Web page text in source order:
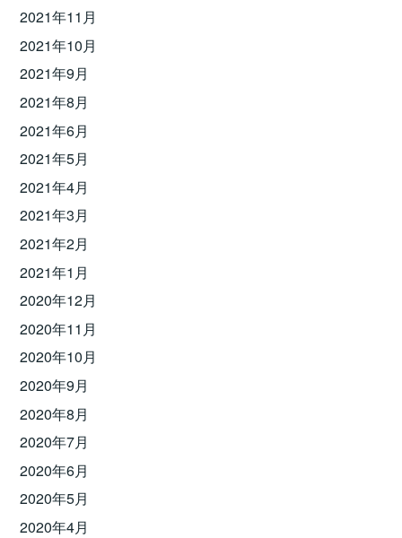
2021年11月
2021年10月
2021年9月
2021年8月
2021年6月
2021年5月
2021年4月
2021年3月
2021年2月
2021年1月
2020年12月
2020年11月
2020年10月
2020年9月
2020年8月
2020年7月
2020年6月
2020年5月
2020年4月